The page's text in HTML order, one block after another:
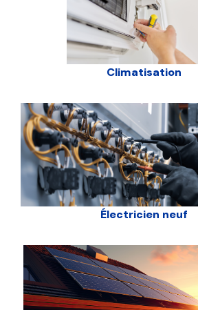
Climatisation
Électricien neuf